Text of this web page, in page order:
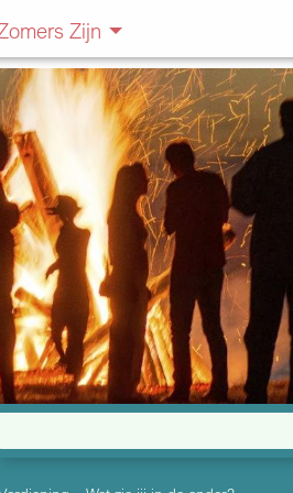
Zijn